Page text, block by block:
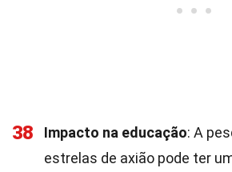
38 Impacto na educação: A
estrelas de axião pode ter